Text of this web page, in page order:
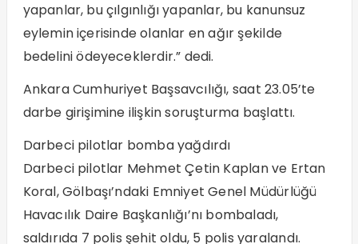
yapanlar, bu çılgınlığı yapanlar, bu kanunsuz
eylemin içerisinde olanlar en ağır şekilde
bedelini ödeyeceklerdir.” dedi.
Ankara Cumhuriyet Başsavcılığı, saat 23.05’te
darbe girişimine ilişkin soruşturma başlattı.
Darbeci pilotlar bomba yağdırdı
Darbeci pilotlar Mehmet Çetin Kaplan ve Ertan
Koral, Gölbaşı’ndaki Emniyet Genel Müdürlüğü
Havacılık Daire Başkanlığı’nı bombaladı,
saldırıda 7 polis şehit oldu, 5 polis yaralandı.